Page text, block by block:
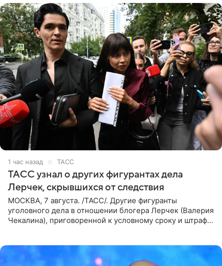
1 час назад ТАСС
ТАСС узнал о других фигурантах дела
Лерчек, скрывшихся от следствия
МОСКВА, 7 августа. /ТАСС/. Другие фигуранты
уголовного дела в отношении блогера Лерчек (Валерия
Чекалина), приговоренной к условному сроку и штрафу,